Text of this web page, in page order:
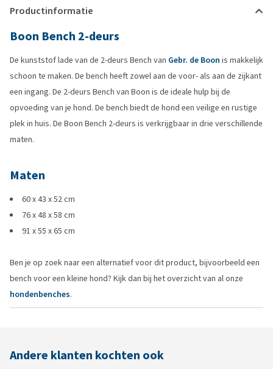
Productinformatie
Boon Bench 2-deurs
De kunststof lade van de 2-deurs Bench van Gebr. de Boon is makkelijk
schoon te maken. De bench heeft zowel aan de voor- als aan de zijkant
een ingang. De 2-deurs Bench van Boon is de ideale hulp bij de
opvoeding van je hond. De bench biedt de hond een veilige en rustige
plek in huis. De Boon Bench 2-deurs is verkrijgbaar in drie verschillende
maten.
Maten
60 x 43 x 52 cm
76 x 48 x 58 cm
91 x 55 x 65 cm
Ben je op zoek naar een alternatief voor dit product, bijvoorbeeld een
bench voor een kleine hond? Kijk dan bij het overzicht van al onze
hondenbenches.
Andere klanten kochten ook